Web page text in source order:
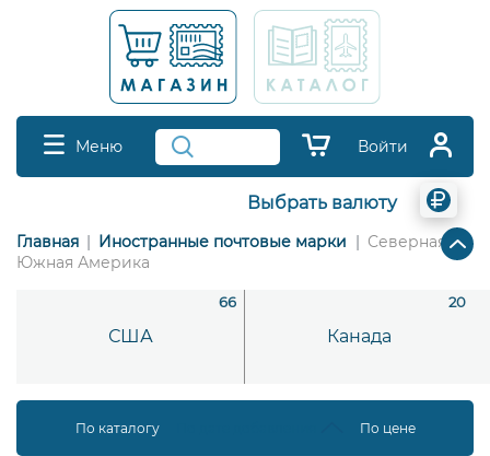
Меню Войти
Выбрать валюту
Главная Иностранные почтовые марки
Северная и
Южная Америка
США
66
Канада
20
По каталогу По цене